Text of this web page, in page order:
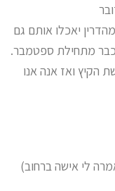
יאכלו אותם גם
כבר מתחילת ספטמבר.
הקיץ ואז אנה אנו
לי אישה ברחוב)